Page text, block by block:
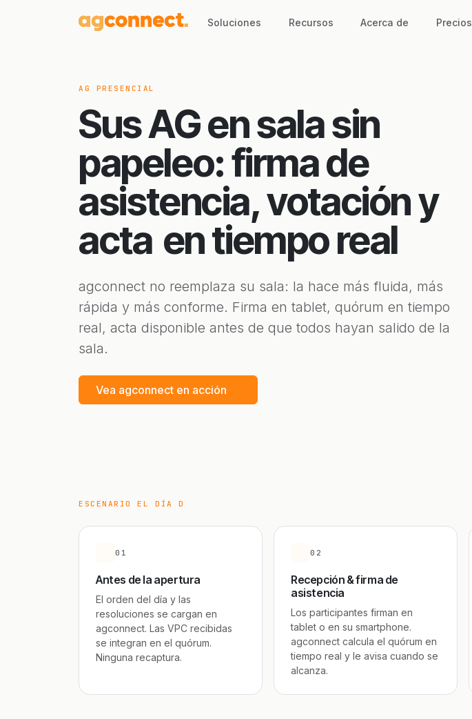
Soluciones Recursos Acerca de Precios
AG PRESENCIAL
Sus AG en sala sin
papeleo: firma de
asistencia, votación y
acta en tiempo real
agconnect no reemplaza su sala: la hace más fluida, más
rápida y más conforme. Firma en tablet, quórum en tiempo
real, acta disponible antes de que todos hayan salido de la
sala.
Vea agconnect en acción
ESCENARIO EL DÍA D
01
Antes de la apertura
El orden del día y las
resoluciones se cargan en
agconnect. Las VPC recibidas
se integran en el quórum.
Ninguna recaptura.
02
Recepción & firma de
asistencia
Los participantes firman en
tablet o en su smartphone.
agconnect calcula el quórum en
tiempo real y le avisa cuando se
alcanza.